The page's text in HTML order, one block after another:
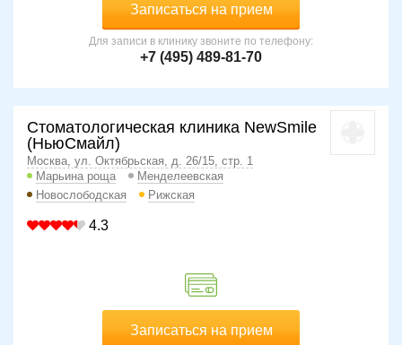
Записаться на прием
Для записи в клинику звоните по телефону:
+7 (495) 489-81-70
Стоматологическая клиника NewSmile
(НьюСмайл)
Москва, ул. Октябрьская, д. 26/15, стр. 1
Марьина роща
Менделеевская
Новослободская
Рижская
4.3
Записаться на прием